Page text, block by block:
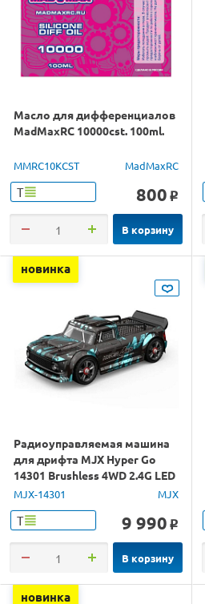
Масло для дифференциалов
MadMaxRC 10000cst. 100ml.
MMRC10KCST MadMaxRC
Т 800 o
В корзину
новинка
Радиоуправляемая машина
для дрифта MJX Hyper Go
14301 Brushless 4WD 2.4G LED
1/14 RTR
MJX-14301 MJX
Т 9 990 o
В корзину
новинка